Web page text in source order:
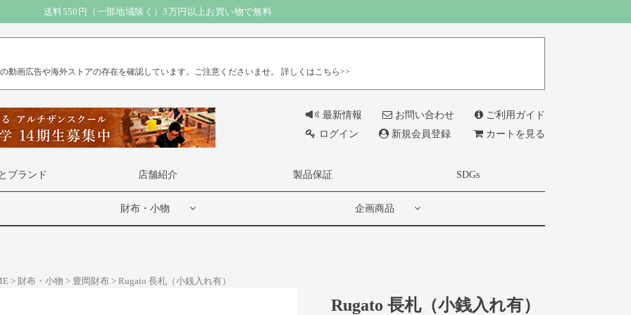
送料550円（一部地域除く）3万円以上お買い物で無料
動画広告や海外ストアの存在を確認しています。ご注意くださいませ。 詳しくはこちら>>
最新情報 お問い合わせ
ご利用ガイド
ログイン
新規会員登録 カートを見る
ブランド 店舗紹介 製品保証 SDGs
財布・小物 企画商品
財布・小物 豊岡財布 Rugato 長札（小銭入れ有）
Rugato 長札（小銭入れ有）